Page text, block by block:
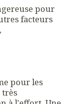
pour
facteurs
pour les
très